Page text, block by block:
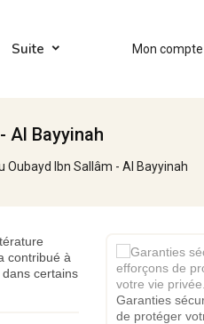
Suite Mon compte
Al Bayyinah
Oubayd Ibn Sallâm - Al Bayyinah
contribué à
certains
Garanties
de protéger